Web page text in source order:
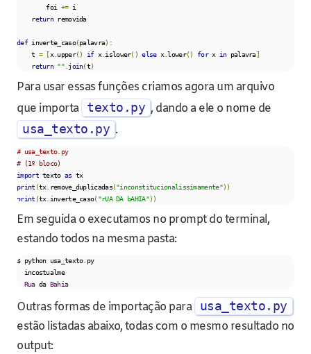
        foi
+= i
return removida
def inverte_caso(palavra):
    t
= [x. upper() if x. islower() else x.lower() for x in palavra]
return "". join(t)
Para usar essas funções criamos agora um arquivo
que importa texto.py , dando a ele o nome de
usa_texto.py .
# usa_texto.py
# (1º bloco)
import texto as
tx
print (tx. remove_duplicadas("inconstitucionalissimamente"))
print (tx. inverte_caso("rUA DA bAHIA"))
Em seguida o executamos no prompt do terminal,
estando todos na mesma pasta:
$ python usa_texto. py
Rua da Bahia
Outras formas de importação para usa_texto.py
estão listadas abaixo, todas com o mesmo resultado no
output: